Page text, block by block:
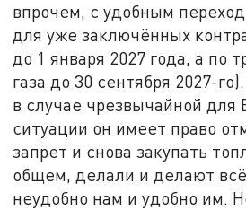
впрочем, с удобным
для уже заключённых
до 1 января 2027 года, а по
газа до 30 сентября 2027-
в случае чрезвычайной для
ситуации он имеет право
запрет и снова закупать
общем, делали и делают
неудобно нам и удобно им.